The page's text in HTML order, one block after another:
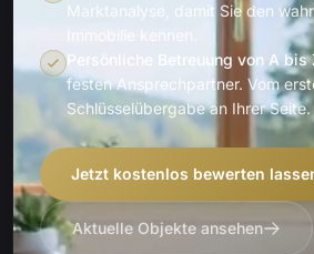
Marktanalyse, damit Sie den
Immobilie kennen.
Persönliche Betreuung von A bis
festen Ansprechpartner. Vom
Schlüsselübergabe an Ihrer Seite.
Jetzt kostenlos bewerten
Aktuelle Objekte ansehen